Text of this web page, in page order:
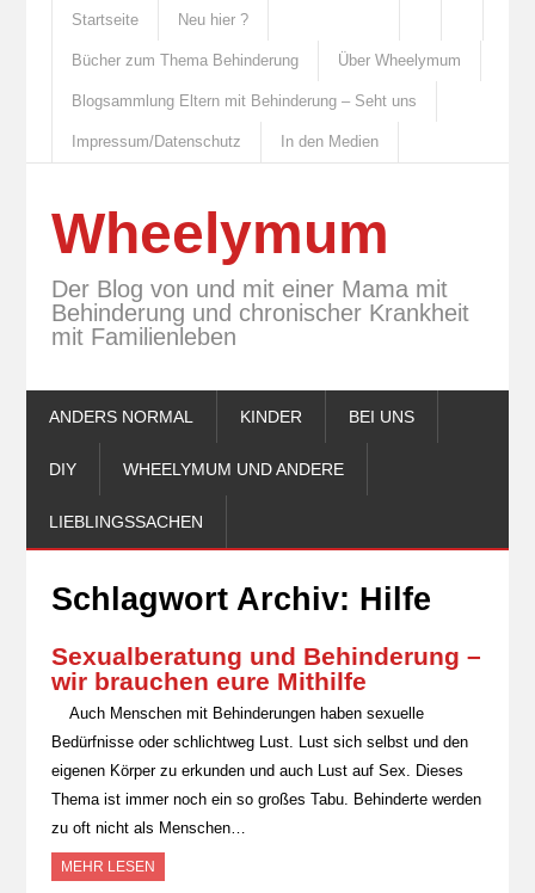
Startseite Neu hier ?
Bücher zum Thema Behinderung Über Wheelymum
Blogsammlung Eltern mit Behinderung – Seht uns
Impressum/Datenschutz In den Medien
Wheelymum
Der Blog von und mit einer Mama mit
Behinderung und chronischer Krankheit
mit Familienleben
ANDERS NORMAL KINDER BEI UNS
DIY WHEELYMUM UND ANDERE
LIEBLINGSSACHEN
Schlagwort Archiv: Hilfe
Sexualberatung und Behinderung –
wir brauchen eure Mithilfe
Auch Menschen mit Behinderungen haben sexuelle
Bedürfnisse oder schlichtweg Lust. Lust sich selbst und den
eigenen Körper zu erkunden und auch Lust auf Sex. Dieses
Thema ist immer noch ein so großes Tabu. Behinderte werden
zu oft nicht als Menschen…
MEHR LESEN